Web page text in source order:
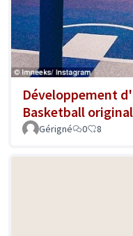
Développement
Basketball
Gérigné 0 8